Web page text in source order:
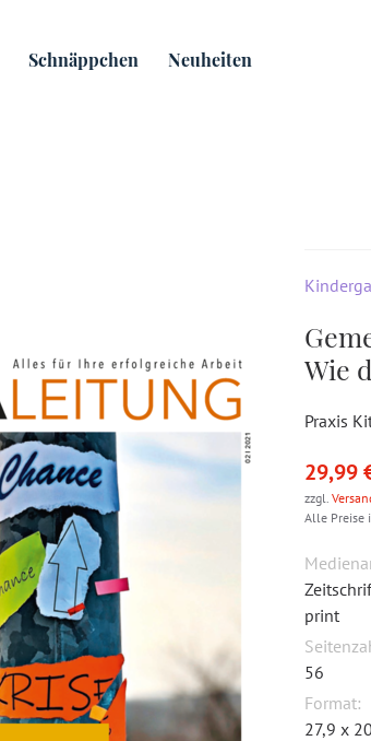
Schnäppchen Neuheiten
Gemeinsam Lösungen finden - Wie das Tea...
Wie
Praxis
29,99
zzgl.
Alle Preise
print
56
Format:
27,9 x